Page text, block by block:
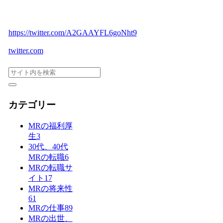
https://twitter.com/A2GAAYFL6goNht9
twitter.com
カテゴリー
MRの福利厚
生3
30代、40代
MRの転職6
MRの転職サ
イト 17
MRの将来性
61
MRの仕事89
MRの出世、